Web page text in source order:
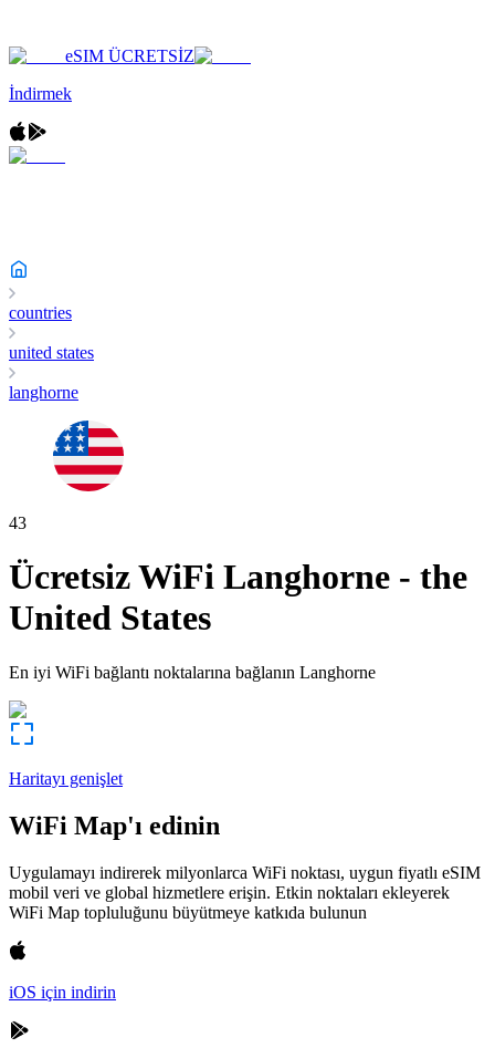
eSIM ÜCRETSİZ
İndirmek
countries
united states
langhorne
43
Ücretsiz WiFi Langhorne - the
United States
En iyi WiFi bağlantı noktalarına bağlanın Langhorne
Haritayı genişlet
WiFi Map'ı edinin
Uygulamayı indirerek milyonlarca WiFi noktası, uygun fiyatlı eSIM
mobil veri ve global hizmetlere erişin. Etkin noktaları ekleyerek
WiFi Map topluluğunu büyütmeye katkıda bulunun
iOS için indirin